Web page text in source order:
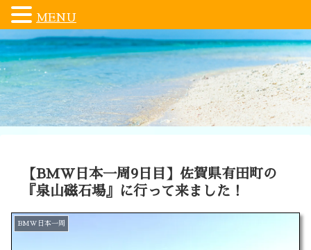
【BMW日本一周9日目】佐賀県有田町の
『泉山磁石場』に行って来ました！
BMW日本一周
MENU